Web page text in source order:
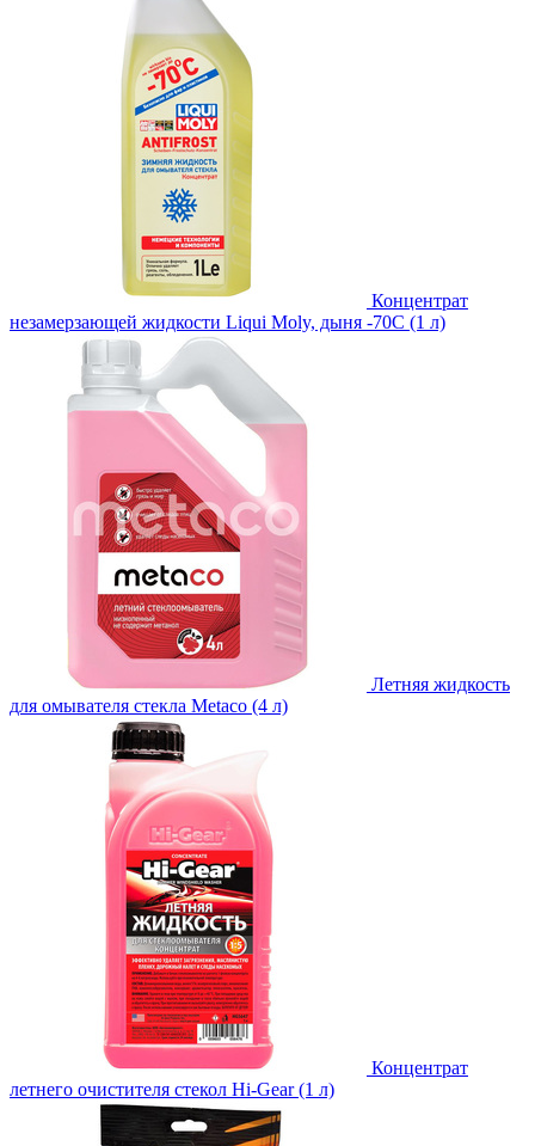
Концентрат
незамерзающей жидкости Liqui Moly, дыня -70С (1 л)
Летняя жидкость
для омывателя стекла Metaco (4 л)
Концентрат
летнего очистителя стекол Hi-Gear (1 л)